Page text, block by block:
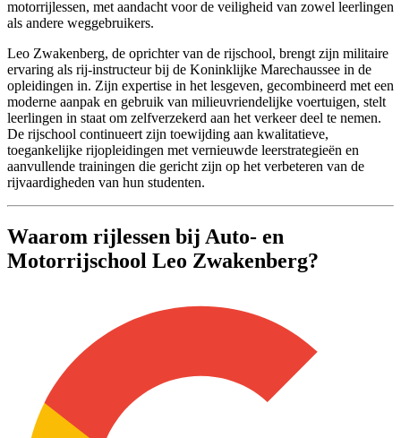
motorrijlessen, met aandacht voor de veiligheid van zowel leerlingen
als andere weggebruikers.
Leo Zwakenberg, de oprichter van de rijschool, brengt zijn militaire
ervaring als rij-instructeur bij de Koninklijke Marechaussee in de
opleidingen in. Zijn expertise in het lesgeven, gecombineerd met een
moderne aanpak en gebruik van milieuvriendelijke voertuigen, stelt
leerlingen in staat om zelfverzekerd aan het verkeer deel te nemen.
De rijschool continueert zijn toewijding aan kwalitatieve,
toegankelijke rijopleidingen met vernieuwde leerstrategieën en
aanvullende trainingen die gericht zijn op het verbeteren van de
rijvaardigheden van hun studenten.
Waarom rijlessen bij Auto- en
Motorrijschool Leo Zwakenberg?